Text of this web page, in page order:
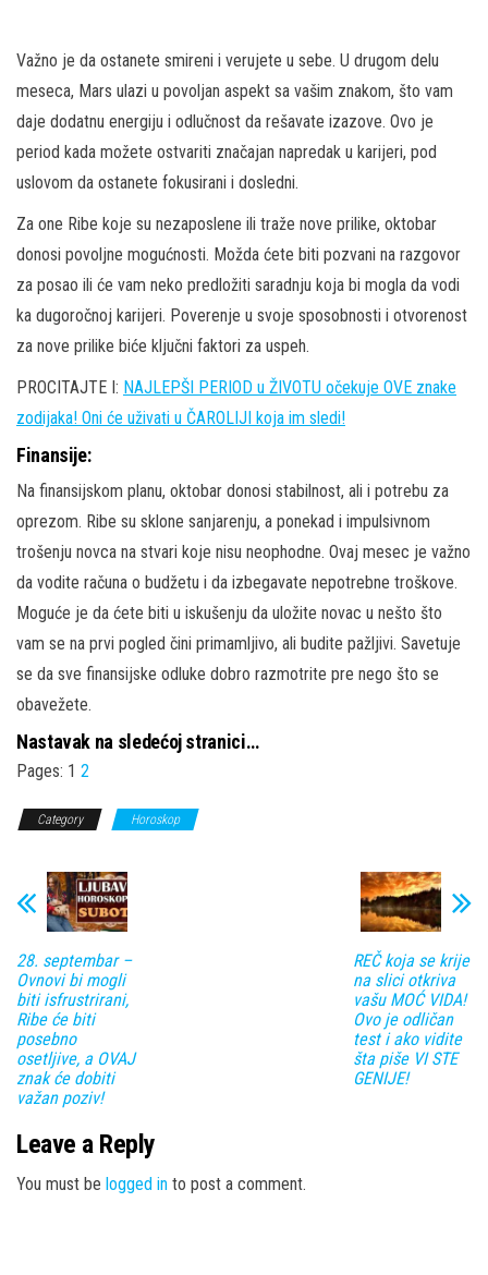
Važno je da ostanete smireni i verujete u sebe. U drugom delu
meseca, Mars ulazi u povoljan aspekt sa vašim znakom, što vam
daje dodatnu energiju i odlučnost da rešavate izazove. Ovo je
period kada možete ostvariti značajan napredak u karijeri, pod
uslovom da ostanete fokusirani i dosledni.
Za one Ribe koje su nezaposlene ili traže nove prilike, oktobar
donosi povoljne mogućnosti. Možda ćete biti pozvani na razgovor
za posao ili će vam neko predložiti saradnju koja bi mogla da vodi
ka dugoročnoj karijeri. Poverenje u svoje sposobnosti i otvorenost
za nove prilike biće ključni faktori za uspeh.
PROCITAJTE I: NAJLEPŠI PERIOD u ŽIVOTU očekuje OVE znake
zodijaka! Oni će uživati u ČAROLIJI koja im sledi!
Finansije:
Na finansijskom planu, oktobar donosi stabilnost, ali i potrebu za
oprezom. Ribe su sklone sanjarenju, a ponekad i impulsivnom
trošenju novca na stvari koje nisu neophodne. Ovaj mesec je važno
da vodite računa o budžetu i da izbegavate nepotrebne troškove.
Moguće je da ćete biti u iskušenju da uložite novac u nešto što
vam se na prvi pogled čini primamljivo, ali budite pažljivi. Savetuje
se da sve finansijske odluke dobro razmotrite pre nego što se
obavežete.
Nastavak na sledećoj stranici…
Pages: 1 2
Category Horoskop
28. septembar –
Ovnovi bi mogli
biti isfrustrirani,
Ribe će biti
posebno
osetljive, a OVAJ
znak će dobiti
važan poziv!
REČ koja se krije
na slici otkriva
vašu MOĆ VIDA!
Ovo je odličan
test i ako vidite
šta piše VI STE
GENIJE!
Leave a Reply
You must be logged in to post a comment.